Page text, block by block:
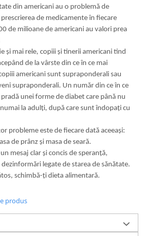
din americani au o problemă de
de medicamente în fiecare
de milioane de americani au valori prea
şi mai rele, copiii şi tinerii americani tind
de la vârste din ce în ce mai
americani sunt supraponderali sau
supraponderali. Un număr din ce în ce
unei forme de diabet care până nu
la adulţi, după care sunt îndopaţi cu
probleme este de fiecare dată aceeaşi:
de prânz şi masa de seară.
mesaj clar şi concis de speranţă,
legate de starea de sănătate.
schimbă-ţi dieta alimentară.
produs